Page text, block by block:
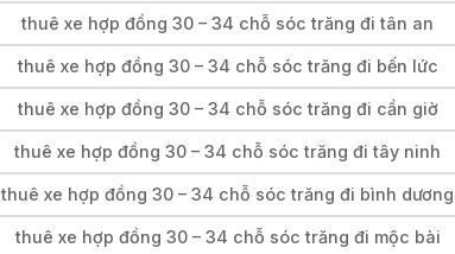
thuê xe hợp đồng 30 – 34 chỗ sóc trăng đi tân an
thuê xe hợp đồng 30 – 34 chỗ sóc trăng đi bến lức
thuê xe hợp đồng 30 – 34 chỗ sóc trăng đi cần giờ
thuê xe hợp đồng 30 – 34 chỗ sóc trăng đi tây ninh
thuê xe hợp đồng 30 – 34 chỗ sóc trăng đi bình dương
thuê xe hợp đồng 30 – 34 chỗ sóc trăng đi mộc bài